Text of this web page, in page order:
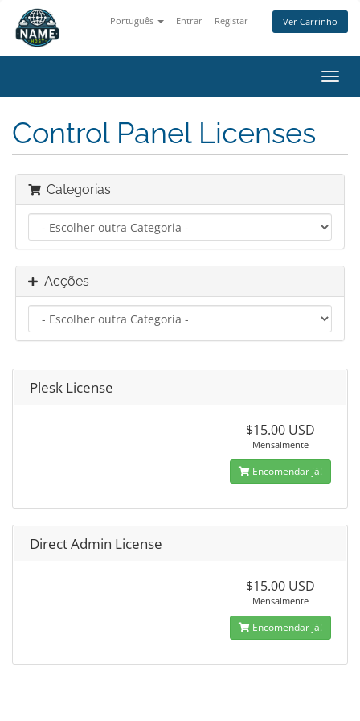
Português Entrar Registar Ver Carrinho
Control Panel Licenses
Categorias
Acções
Plesk License
$15.00 USD
Mensalmente
Encomendar já!
Direct Admin License
$15.00 USD
Mensalmente
Encomendar já!